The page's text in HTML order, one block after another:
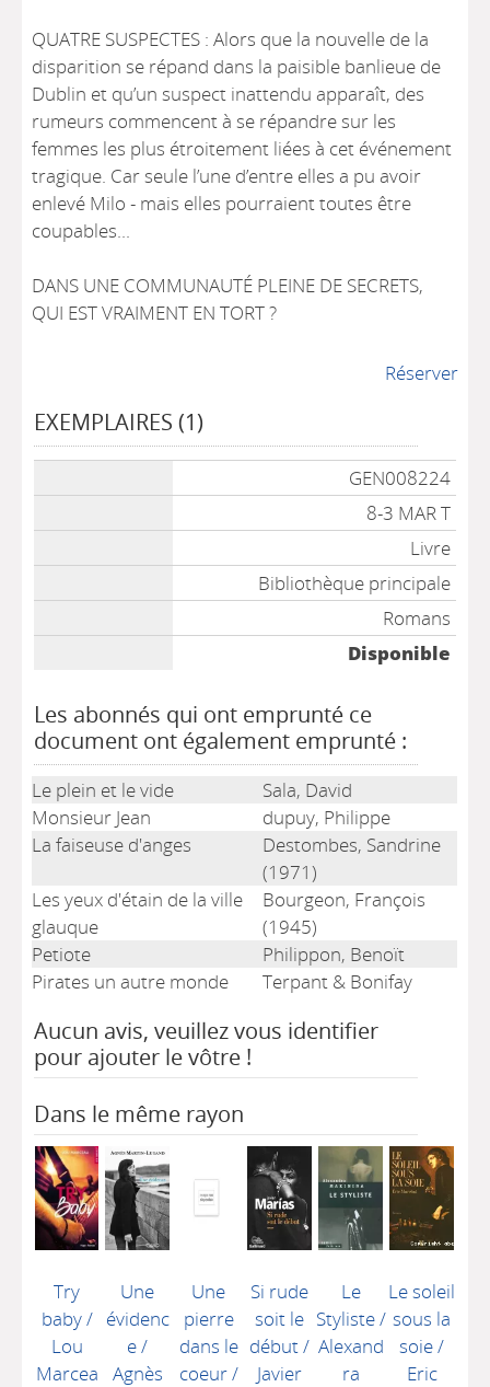
QUATRE SUSPECTES : Alors que la nouvelle de la
disparition se répand dans la paisible banlieue de
Dublin et qu’un suspect inattendu apparaît, des
rumeurs commencent à se répandre sur les
femmes les plus étroitement liées à cet événement
tragique. Car seule l’une d’entre elles a pu avoir
enlevé Milo - mais elles pourraient toutes être
coupables...
DANS UNE COMMUNAUTÉ PLEINE DE SECRETS,
QUI EST VRAIMENT EN TORT ?
Réserver
EXEMPLAIRES (1)
GEN008224
8-3 MAR T
Livre
Bibliothèque principale
Romans
Disponible
Les abonnés qui ont emprunté ce
document ont également emprunté :
Le plein et le vide
Sala, David
Monsieur Jean
dupuy, Philippe
La faiseuse d'anges
Destombes, Sandrine
(1971)
Les yeux d'étain de la ville
glauque
Bourgeon, François
(1945)
Petiote
Philippon, Benoït
Pirates un autre monde
Terpant & Bonifay
Aucun avis, veuillez vous identifier
pour ajouter le vôtre !
Dans le même rayon
Try
baby/
Lou
Marcea
Une
évidenc
e/
Agnès
Une
pierre
dans le
coeur/
Si rude
soit le
début/
Javier
Le
Styliste/
Alexand
ra
Le soleil
sous la
soie/
Eric